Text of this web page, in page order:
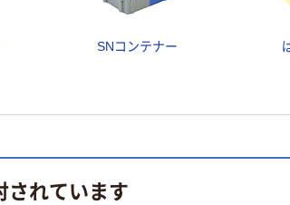
SNコンテナー
されています